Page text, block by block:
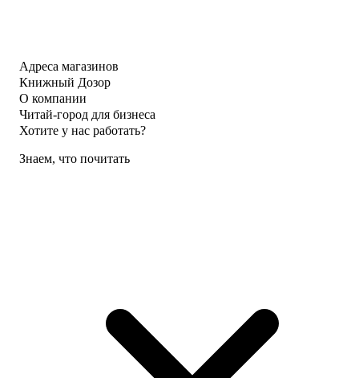
Адреса магазинов
Книжный Дозор
О компании
Читай-город для бизнеса
Хотите у нас работать?
Знаем, что почитать